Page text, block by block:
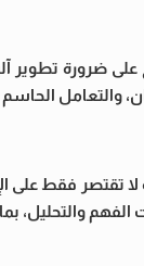
تطوير آليات
والتعامل
تقتصر فقط على
الفهم والتحليل،